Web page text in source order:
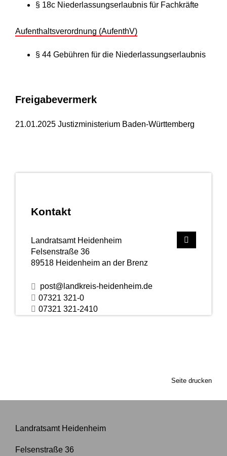
Kontakt
Landratsamt Heidenheim
Felsenstraße 36
89518 Heidenheim an der Brenz
post@landkreis-heidenheim.de
07321 321-0
07321 321-2410
§ 18c Niederlassungserlaubnis für Fachkräfte
Aufenthaltsverordnung (AufenthV)
§ 44 Gebühren für die Niederlassungserlaubnis
Freigabevermerk
21.01.2025 Justizministerium Baden-Württemberg
Seite drucken
Landratsamt Heidenheim
Felsenstraße 36